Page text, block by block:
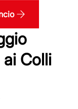
Colli